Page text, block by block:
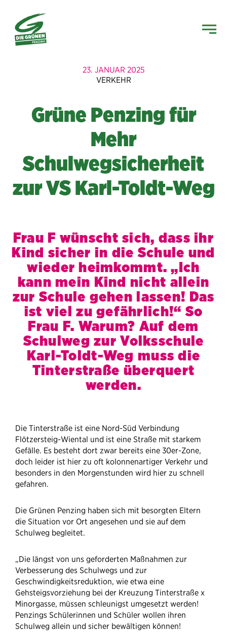
23. JANUAR 2025
VERKEHR
Grüne Penzing für
Mehr
Schulwegsicherheit
zur VS Karl-Toldt-Weg
Frau F wünscht sich, dass ihr
Kind sicher in die Schule und
wieder heimkommt. „Ich
kann mein Kind nicht allein
zur Schule gehen lassen! Das
ist viel zu gefährlich!“ So
Frau F. Warum? Auf dem
Schulweg zur Volksschule
Karl-Toldt-Weg muss die
Tinterstraße überquert
werden.
Die Tinterstraße ist eine Nord-Süd Verbindung
Flötzersteig-Wiental und ist eine Straße mit starkem
Gefälle. Es besteht dort zwar bereits eine 30er-Zone,
doch leider ist hier zu oft kolonnenartiger Verkehr und
besonders in den Morgenstunden wird hier zu schnell
gefahren.
Die Grünen Penzing haben sich mit besorgten Eltern
die Situation vor Ort angesehen und sie auf dem
Schulweg begleitet.
„Die längst von uns geforderten Maßnahmen zur
Verbesserung des Schulwegs und zur
Geschwindigkeitsreduktion, wie etwa eine
Gehsteigsvorziehung bei der Kreuzung Tinterstraße x
Minorgasse, müssen schleunigst umgesetzt werden!
Penzings Schülerinnen und Schüler wollen ihren
Schulweg allein und sicher bewältigen können!